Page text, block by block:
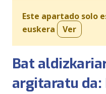
Este apartado solo
euskera
Ver
Bat
argitaratu